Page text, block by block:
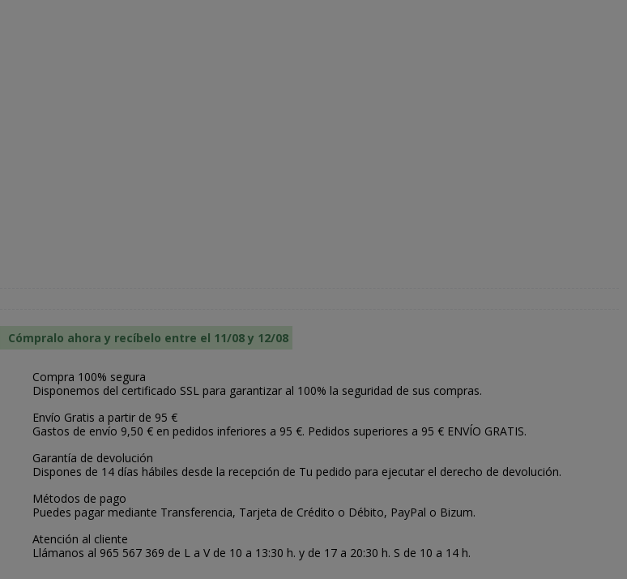
Cómpralo ahora y recíbelo entre el 11/08 y 12/08
Compra 100% segura
Disponemos del certificado SSL para garantizar al 100% la seguridad de sus compras.
Envío Gratis a partir de 95 €
Gastos de envío 9,50 € en pedidos inferiores a 95 €. Pedidos superiores a 95 € ENVÍO GRATIS.
Garantía de devolución
Dispones de 14 días hábiles desde la recepción de Tu pedido para ejecutar el derecho de devolución.
Métodos de pago
Puedes pagar mediante Transferencia, Tarjeta de Crédito o Débito, PayPal o Bizum.
Atención al cliente
Llámanos al 965 567 369 de L a V de 10 a 13:30 h. y de 17 a 20:30 h. S de 10 a 14 h.